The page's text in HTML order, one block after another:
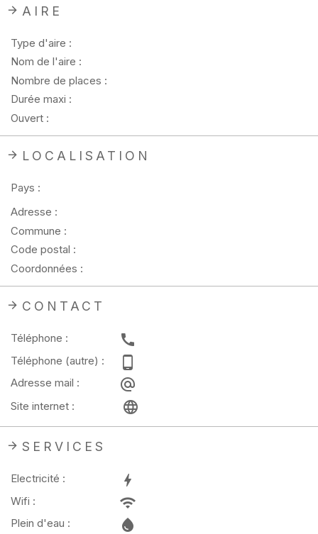
AIRE
Type d'aire :
Nom de l'aire :
Nombre de places :
Durée maxi :
Ouvert :
LOCALISATION
Pays :
Adresse :
Commune :
Code postal :
Coordonnées :
CONTACT
Téléphone :
Téléphone (autre) :
Adresse mail :
Site internet :
SERVICES
Electricité :
Wifi :
Plein d'eau :